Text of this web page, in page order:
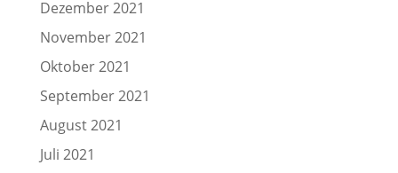
Dezember 2021
November 2021
Oktober 2021
September 2021
August 2021
Juli 2021